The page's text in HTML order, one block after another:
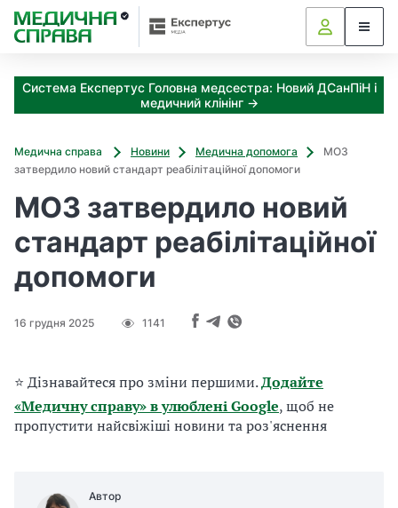
Система Експертус Головна медсестра: Новий ДСанПіН і
медичний клінінг →
Медична справа Новини Медична допомога
МОЗ
затвердило новий стандарт реабілітаційної допомоги
МОЗ затвердило новий
стандарт реабілітаційної
допомоги
16 грудня 2025 1141
⭐ Дізнавайтеся про зміни першими.Додайте
«Медичну справу» в улюблені Google, щоб не
пропустити найсвіжіші новини та роз'яснення
Автор
З
а
к
з
о
и
м
о
а
м
а
т